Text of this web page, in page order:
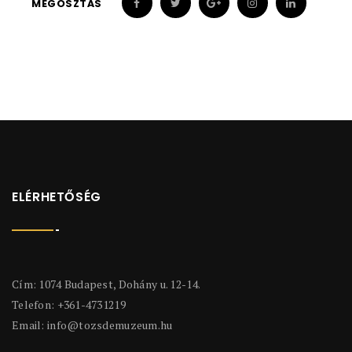
MEGOSZTÁS
ELÉRHETŐSÉG
Cím: 1074 Budapest, Dohány u. 12-14.
Telefon: +361-4731219
Email: info@tozsdemuzeum.hu